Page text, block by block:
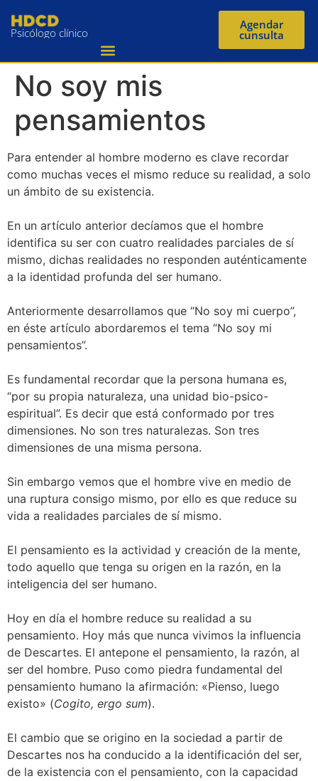
Psicólogo clínico
Agendar
cunsulta
No soy mis
pensamientos
Para entender al hombre moderno es clave recordar
como muchas veces el mismo reduce su realidad, a solo
un ámbito de su existencia.
En un artículo anterior decíamos que el hombre
identifica su ser con cuatro realidades parciales de sí
mismo, dichas realidades no responden auténticamente
a la identidad profunda del ser humano.
Anteriormente desarrollamos que “No soy mi cuerpo”,
en éste artículo abordaremos el tema “No soy mi
pensamientos”.
Es fundamental recordar que la persona humana es,
“por su propia naturaleza, una unidad bio-psico-
espiritual”. Es decir que está conformado por tres
dimensiones. No son tres naturalezas. Son tres
dimensiones de una misma persona.
Sin embargo vemos que el hombre vive en medio de
una ruptura consigo mismo, por ello es que reduce su
vida a realidades parciales de sí mismo.
El pensamiento es la actividad y creación de la mente,
todo aquello que tenga su origen en la razón, en la
inteligencia del ser humano.
Hoy en día el hombre reduce su realidad a su
pensamiento. Hoy más que nunca vivimos la influencia
de Descartes. El antepone el pensamiento, la razón, al
ser del hombre. Puso como piedra fundamental del
pensamiento humano la afirmación: «Pienso, luego
existo» (Cogito, ergo sum).
El cambio que se origino en la sociedad a partir de
Descartes nos ha conducido a la identificación del ser,
de la existencia con el pensamiento, con la capacidad